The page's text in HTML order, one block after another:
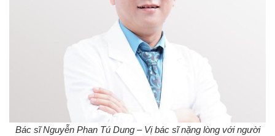
Bác sĩ Nguyễn Phan Tú Dung – Vị bác sĩ nặng lòng với người